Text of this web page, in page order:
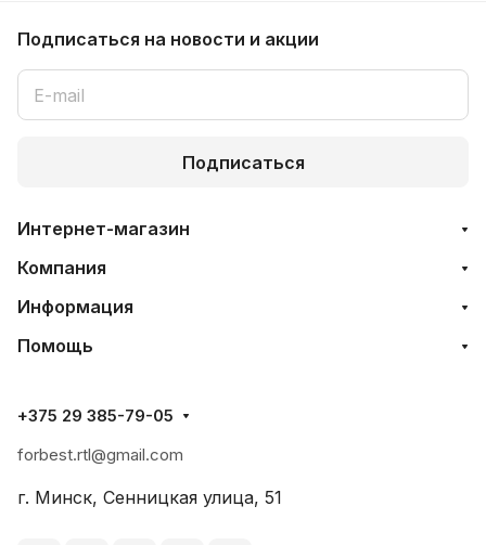
Подписаться на новости и акции
Подписаться
Интернет-магазин
Компания
Информация
Помощь
+375 29 385-79-05
forbest.rtl@gmail.com
г. Минск, Сенницкая улица, 51